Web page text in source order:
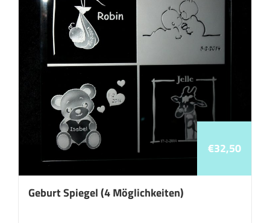
Geburt Spiegel (4 Möglichkeiten)
€32,50